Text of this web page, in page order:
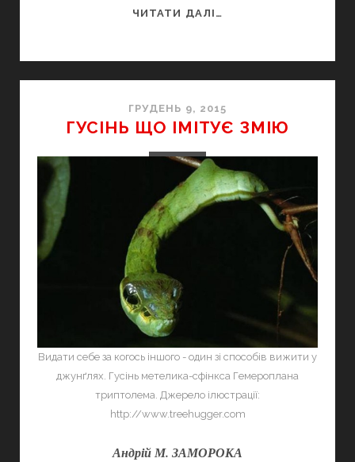
ЧИТАТИ ДАЛІ…
100
ПРИРОДНИХ
ГРУДЕНЬ 9, 2015
ГУСІНЬ ЩО ІМІТУЄ ЗМІЮ
Видати себе за когось іншого - один зі способів вижити у
джунґлях. Гусінь метелика-сфінкса Гемероплана
триптолема. Джерело ілюстрації:
http://www.treehugger.com
Андрій М. ЗАМОРОКА